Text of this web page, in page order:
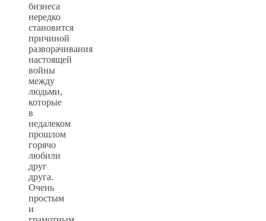
бизнеса
нередко
становится
причиной
разворачивания
настоящей
войны
между
людьми,
которые
в
недалеком
прошлом
горячо
любили
друг
друга.
Очень
простым
и